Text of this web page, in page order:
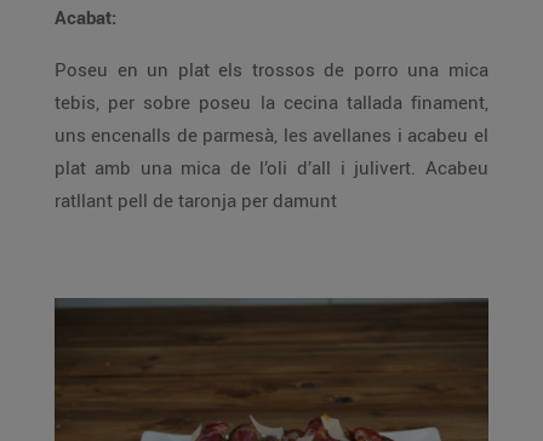
Acabat:
Poseu en un plat els trossos de porro una mica
tebis, per sobre poseu la cecina tallada finament,
uns encenalls de parmesà, les avellanes i acabeu el
plat amb una mica de l’oli d’all i julivert. Acabeu
ratllant pell de taronja per damunt